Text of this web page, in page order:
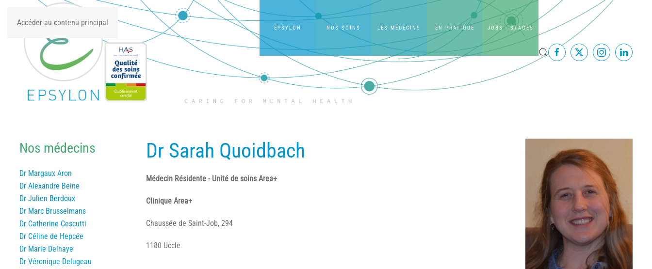
Accéder au contenu principal
EPSYLON NOS SOINS LES MÉDECINS EN PRATIQUE JOBS - STAGES
Nos médecins
Dr Margaux Aron
Dr Alexandre Beine
Dr Julien Berdoux
Dr Marc Brusselmans
Dr Catherine Cescutti
Dr Céline de Hepcée
Dr Marie Delhaye
Dr Véronique Delugeau
Dr Sarah Quoidbach
Médecin Résidente - Unité de soins Area+
Clinique Area+
Chaussée de Saint-Job, 294
1180 Uccle